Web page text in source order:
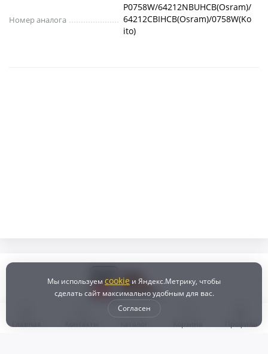
Номер аналога
P0758W/64212NBUHCB(Osram)/
64212CBIHCB(Osram)/0758W(Ko
ito)
Мы используем cookie и Яндекс.Метрику, чтобы
сделать сайт максимально удобным для вас.
Согласен